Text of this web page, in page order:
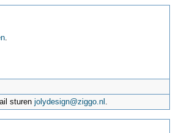
.
sturenjolydesign@ziggo.nl .